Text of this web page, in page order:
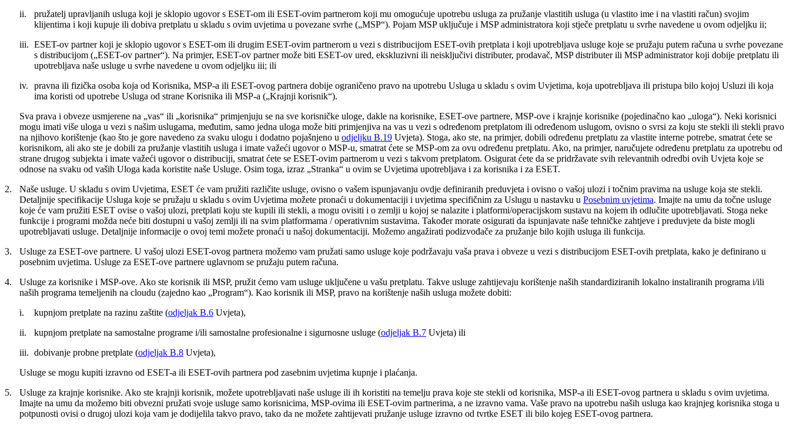
ii.
pružatelj upravljanih usluga koji je sklopio ugovor s ESET-om ili ESET-ovim partnerom koji mu omogućuje upotrebu usluga za pružanje vlastitih usluga (u vlastito ime i na vlastiti račun) svojim
klijentima i koji kupuje ili dobiva pretplatu u skladu s ovim uvjetima u povezane svrhe („MSP“). Pojam MSP uključuje i MSP administratora koji stječe pretplatu u svrhe navedene u ovom odjeljku ii;
iii. ESET-ov partner koji je sklopio ugovor s ESET-om ili drugim ESET-ovim partnerom u vezi s distribucijom ESET-ovih pretplata i koji upotrebljava usluge koje se pružaju putem računa u svrhe povezane
s distribucijom („ESET-ov partner“). Na primjer, ESET-ov partner može biti ESET-ov ured, ekskluzivni ili neisključivi distributer, prodavač, MSP distributer ili MSP administrator koji dobije pretplatu ili
upotrebljava naše usluge u svrhe navedene u ovom odjeljku iii; ili
iv.
pravna ili fizička osoba koja od Korisnika, MSP-a ili ESET-ovog partnera dobije ograničeno pravo na upotrebu Usluga u skladu s ovim Uvjetima, koja upotrebljava ili pristupa bilo kojoj Usluzi ili koja
ima koristi od upotrebe Usluga od strane Korisnika ili MSP-a („Krajnji korisnik“).
Sva prava i obveze usmjerene na „vas“ ili „korisnika“ primjenjuju se na sve korisničke uloge, dakle na korisnike, ESET-ove partnere, MSP-ove i krajnje korisnike (pojedinačno kao „uloga“). Neki korisnici
mogu imati više uloga u vezi s našim uslugama, međutim, samo jedna uloga može biti primjenjiva na vas u vezi s određenom pretplatom ili određenom uslugom, ovisno o svrsi za koju ste stekli ili stekli pravo
na njihovo korištenje (kao što je gore navedeno za svaku ulogu i dodatno pojašnjeno u odjeljku B.19 Uvjeta). Stoga, ako ste, na primjer, dobili određenu pretplatu za vlastite interne potrebe, smatrat ćete se
korisnikom, ali ako ste je dobili za pružanje vlastitih usluga i imate važeći ugovor o MSP-u, smatrat ćete se MSP-om za ovu određenu pretplatu. Ako, na primjer, naručujete određenu pretplatu za upotrebu od
strane drugog subjekta i imate važeći ugovor o distribuciji, smatrat ćete se ESET-ovim partnerom u vezi s takvom pretplatom. Osigurat ćete da se pridržavate svih relevantnih odredbi ovih Uvjeta koje se
odnose na svaku od vaših Uloga kada koristite naše Usluge. Osim toga, izraz „Stranka“ u ovim se Uvjetima upotrebljava i za korisnika i za ESET.
2.
Naše usluge. U skladu s ovim Uvjetima, ESET će vam pružiti različite usluge, ovisno o vašem ispunjavanju ovdje definiranih preduvjeta i ovisno o vašoj ulozi i točnim pravima na usluge koja ste stekli.
Detaljnije specifikacije Usluga koje se pružaju u skladu s ovim Uvjetima možete pronaći u dokumentaciji i uvjetima specifičnim za Uslugu u nastavku u Posebnim uvjetima. Imajte na umu da točne usluge
koje će vam pružiti ESET ovise o vašoj ulozi, pretplati koju ste kupili ili stekli, a mogu ovisiti i o zemlji u kojoj se nalazite i platformi/operacijskom sustavu na kojem ih odlučite upotrebljavati. Stoga neke
funkcije i programi možda neće biti dostupni u vašoj zemlji ili na svim platformama / operativnim sustavima. Također morate osigurati da ispunjavate naše tehničke zahtjeve i preduvjete da biste mogli
upotrebljavati usluge. Detaljnije informacije o ovoj temi možete pronaći u našoj dokumentaciji. Možemo angažirati podizvođače za pružanje bilo kojih usluga ili funkcija.
3.
Usluge za ESET-ove partnere. U vašoj ulozi ESET-ovog partnera možemo vam pružati samo usluge koje podržavaju vaša prava i obveze u vezi s distribucijom ESET-ovih pretplata, kako je definirano u
posebnim uvjetima. Usluge za ESET-ove partnere uglavnom se pružaju putem računa.
4.
Usluge za korisnike i MSP-ove. Ako ste korisnik ili MSP, pružit ćemo vam usluge uključene u vašu pretplatu. Takve usluge zahtijevaju korištenje naših standardiziranih lokalno instaliranih programa i/ili
naših programa temeljenih na cloudu (zajedno kao „Program“). Kao korisnik ili MSP, pravo na korištenje naših usluga možete dobiti:
i.
kupnjom pretplate na razinu zaštite (odjeljak B.6 Uvjeta),
ii.
kupnjom pretplate na samostalne programe i/ili samostalne profesionalne i sigurnosne usluge (odjeljak B.7 Uvjeta) ili
iii. dobivanje probne pretplate (odjeljak B.8 Uvjeta),
Usluge se mogu kupiti izravno od ESET-a ili ESET-ovih partnera pod zasebnim uvjetima kupnje i plaćanja.
5.
Usluge za krajnje korisnike. Ako ste krajnji korisnik, možete upotrebljavati naše usluge ili ih koristiti na temelju prava koje ste stekli od korisnika, MSP-a ili ESET-ovog partnera u skladu s ovim uvjetima.
Imajte na umu da možemo biti obvezni pružati svoje usluge samo korisnicima, MSP-ovima ili ESET-ovim partnerima, a ne izravno vama. Vaše pravo na upotrebu naših usluga kao krajnjeg korisnika stoga u
potpunosti ovisi o drugoj ulozi koja vam je dodijelila takvo pravo, tako da ne možete zahtijevati pružanje usluge izravno od tvrtke ESET ili bilo kojeg ESET-ovog partnera.